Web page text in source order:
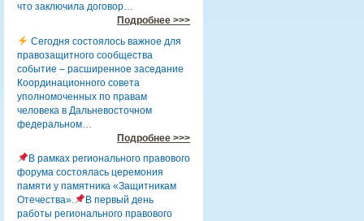
что заключила договор…
Подробнее >>>
Сегодня состоялось важное для
правозащитного сообщества
событие – расширенное заседание
Координационного совета
уполномоченных по правам
человека в Дальневосточном
федеральном…
Подробнее >>>
В рамках регионального правового
форума состоялась церемония
памяти у памятника «Защитникам
Отечества».
В первый день
работы регионального правового